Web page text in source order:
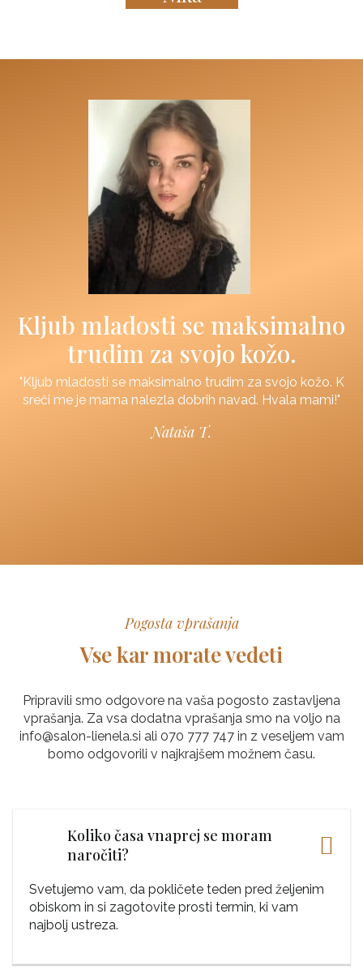
Kljub mladosti se maksimalno
trudim za svojo kožo.
"Kljub mladosti se maksimalno trudim za svojo kožo. K
sreči me je mama nalezla dobrih navad. Hvala mami!"
Nataša T.
Pogosta vprašanja
Vse kar morate vedeti
Pripravili smo odgovore na vaša pogosto zastavljena
vprašanja. Za vsa dodatna vprašanja smo na voljo na
info@salon-lienela.si ali 070 777 747 in z veseljem vam
bomo odgovorili v najkrajšem možnem času.
Koliko časa vnaprej se moram
naročiti?
Svetujemo vam, da pokličete teden pred željenim
obiskom in si zagotovite prosti termin, ki vam
najbolj ustreza.